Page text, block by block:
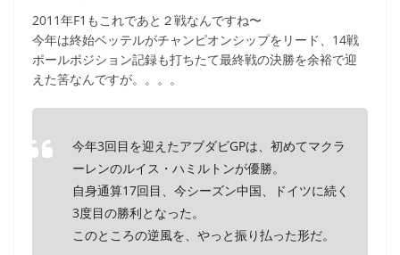
c
e
b
o
o
k
itt
er
e ck
et
2011年F1もこれであと２戦なんですね〜
今年は終始ベッテルがチャンピオンシップをリード、14戦
ポールポジション記録も打ちたて最終戦の決勝を余裕で迎
えた筈なんですが。。。。
今年3回目を迎えたアブダビGPは、初めてマクラ
ーレンのルイス・ハミルトンが優勝。
自身通算17回目、今シーズン中国、ドイツに続く
3度目の勝利となった。
このところの逆風を、やっと振り払った形だ。